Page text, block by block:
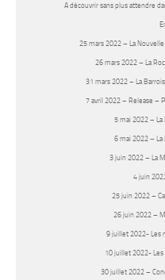
A découvrir sans plus attendre
25 mars 2022 – La
26 mars 2022 – La
31 mars 2022 – La
7 avril 2022 – Release –
5 mai 2022 – La
6 mai 2022 – La
3 juin 2022 – La
4 juin
25 juin 2022 –
26 juin 2022 –
9 juillet 2022- Les
10 juillet 2022- Les
30 juillet 2022 –